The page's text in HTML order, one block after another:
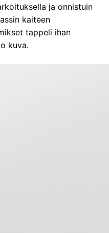
ja onnistuin
kaiteen
tappeli ihan
kuva.